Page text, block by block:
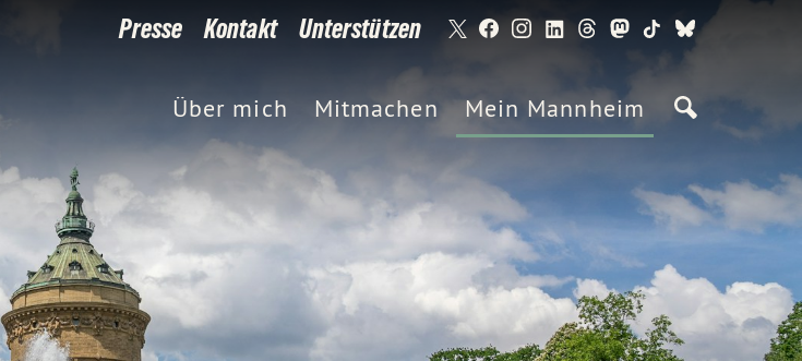
Presse Kontakt Unterstützen
Über mich Mitmachen Mein Mannheim